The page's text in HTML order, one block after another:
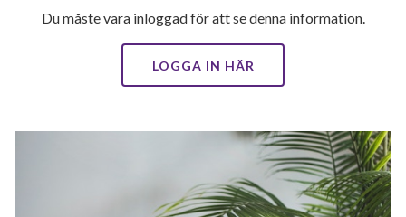
Du måste vara inloggad för att se denna information.
LOGGA IN HÄR